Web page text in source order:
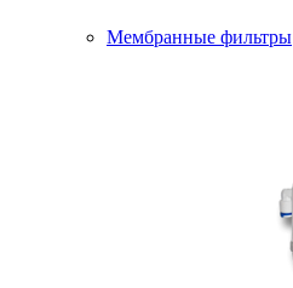
Мембранные фильтры